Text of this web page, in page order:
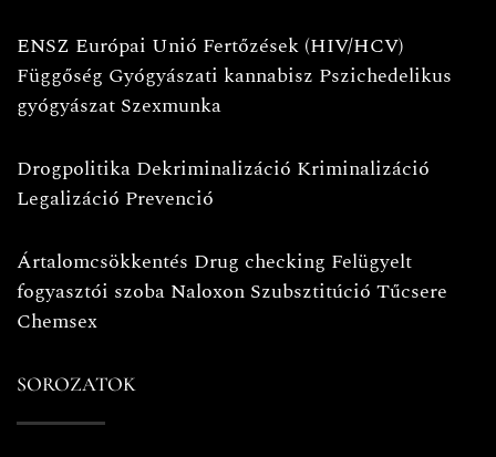
ENSZ Európai Unió Fertőzések (HIV/HCV)
Függőség Gyógyászati kannabisz Pszichedelikus
gyógyászat Szexmunka
Drogpolitika Dekriminalizáció Kriminalizáció
Legalizáció Prevenció
Ártalomcsökkentés Drug checking Felügyelt
fogyasztói szoba Naloxon Szubsztitúció Tűcsere
Chemsex
SOROZATOK